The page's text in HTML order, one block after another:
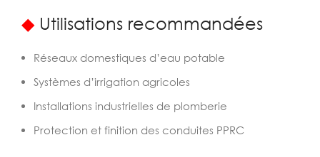
◆Utilisations recommandées
Réseaux domestiques d’eau potable
Systèmes d’irrigation agricoles
Installations industrielles de plomberie
Protection et finition des conduites PPRC